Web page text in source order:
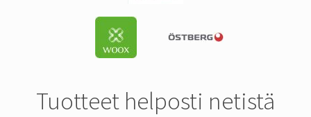
Tuotteet helposti netistä